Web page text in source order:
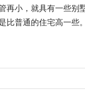
再小，就具有一些别
比普通的住宅高一些。